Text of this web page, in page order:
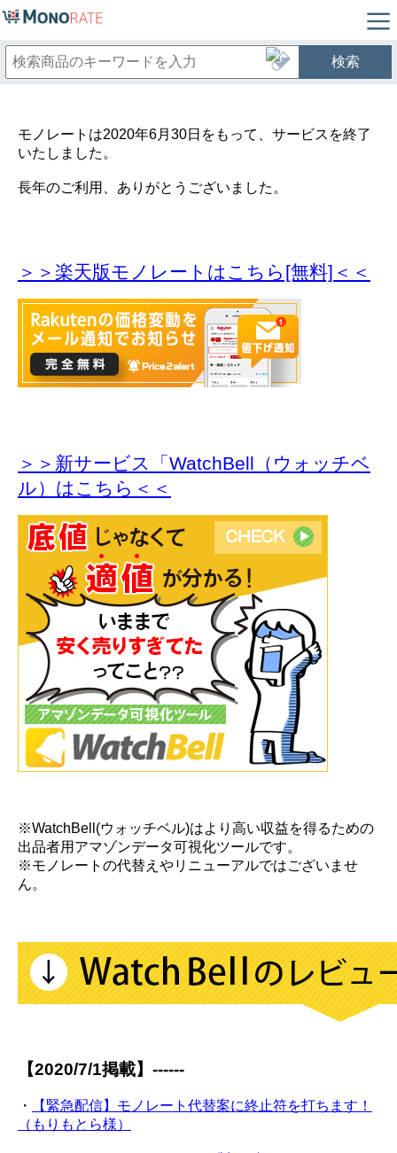
検索
モノレートは2020年6月30日をもって、サービスを終了
いたしました。
長年のご利用、ありがとうございました。
＞＞楽天版モノレートはこちら[無料]＜＜
＞＞新サービス「WatchBell（ウォッチベ
ル）はこちら＜＜
※WatchBell(ウォッチベル)はより高い収益を得るための
出品者用アマゾンデータ可視化ツールです。
※モノレートの代替えやリニューアルではございませ
ん。
【2020/7/1掲載】------
・
【緊急配信】モノレート代替案に終止符を打ちます！
（もりもとら様）